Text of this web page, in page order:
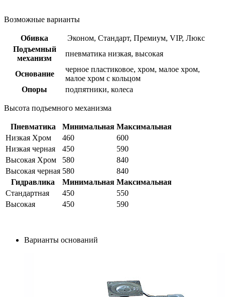
Возможные варианты
Обивка
Эконом, Стандарт, Премиум, VIP, Люкс
Подъемный
механизм
пневматика низкая, высокая
Основание
черное пластиковое, хром, малое хром,
малое хром с кольцом
Опоры
подпятники, колеса
Высота подъемного механизма
Пневматика Минимальная Максимальная
Низкая Хром
460
600
Низкая черная
450
590
Высокая Хром
580
840
Высокая черная 580
840
Гидравлика
Минимальная Максимальная
Стандартная
450
550
Высокая
450 590
Варианты оснований